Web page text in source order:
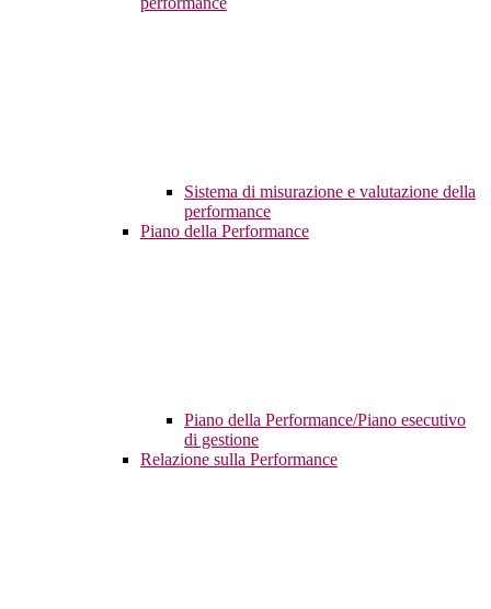
Sistema di misurazione e valutazione della
performance
Piano della Performance
Piano della Performance/Piano esecutivo
di gestione
Relazione sulla Performance